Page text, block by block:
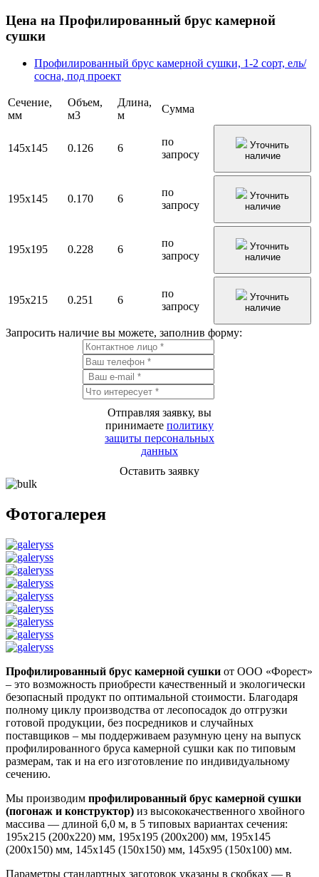
Цена на Профилированный брус камерной
сушки
Профилированный брус камерной сушки, 1-2 сорт, ель/
сосна, под проект
Сечение,
мм
Объем,
м3
Длина,
м
Сумма
145х145 0.126 6
по
запросу
Уточнить
наличие
195х145 0.170 6
по
запросу
Уточнить
наличие
195х195 0.228 6
по
запросу
Уточнить
наличие
195х215 0.251 6
по
запросу
Уточнить
наличие
Запросить наличие вы можете, заполнив форму:
Отправляя заявку, вы
принимаете политику
защиты персональных
данных
Оставить заявку
Фотогалерея
Профилированный брус камерной сушки от ООО «Форест»
– это возможность приобрести качественный и экологически
безопасный продукт по оптимальной стоимости. Благодаря
полному циклу производства от лесопосадок до отгрузки
готовой продукции, без посредников и случайных
поставщиков – мы поддерживаем разумную цену на выпуск
профилированного бруса камерной сушки как по типовым
размерам, так и на его изготовление по индивидуальному
сечению.
Мы производим профилированный брус камерной сушки
(погонаж и конструктор) из высококачественного хвойного
массива — длиной 6,0 м, в 5 типовых вариантах сечения:
195х215 (200х220) мм, 195х195 (200х200) мм, 195х145
(200х150) мм, 145х145 (150х150) мм, 145х95 (150х100) мм.
Параметры стандартных заготовок указаны в скобках — в